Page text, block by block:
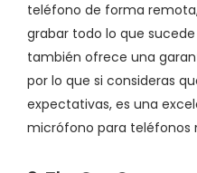
teléfono de forma
grabar todo lo que
también ofrece una
por lo que si consideras
expectativas, es una
micrófono para teléfonos